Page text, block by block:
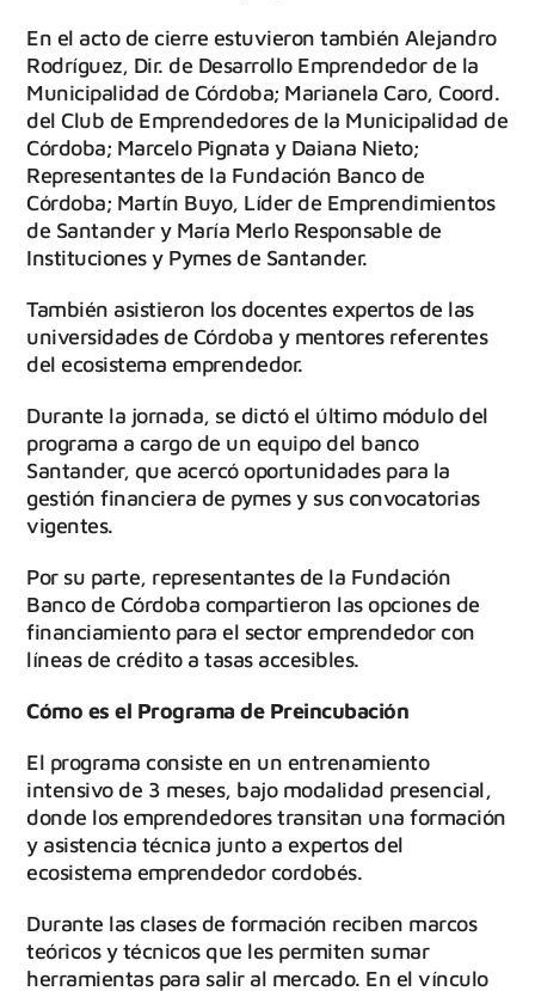
En el acto de cierre estuvieron también Alejandro
Rodríguez, Dir. de Desarrollo Emprendedor de la
Municipalidad de Córdoba; Marianela Caro, Coord.
del Club de Emprendedores de la Municipalidad de
Córdoba; Marcelo Pignata y Daiana Nieto;
Representantes de la Fundación Banco de
Córdoba; Martín Buyo, Líder de Emprendimientos
de Santander y María Merlo Responsable de
Instituciones y Pymes de Santander.
También asistieron los docentes expertos de las
universidades de Córdoba y mentores referentes
del ecosistema emprendedor.
Durante la jornada, se dictó el último módulo del
programa a cargo de un equipo del banco
Santander, que acercó oportunidades para la
gestión financiera de pymes y sus convocatorias
vigentes.
Por su parte, representantes de la Fundación
Banco de Córdoba compartieron las opciones de
financiamiento para el sector emprendedor con
líneas de crédito a tasas accesibles.
Cómo es el Programa de Preincubación
El programa consiste en un entrenamiento
intensivo de 3 meses, bajo modalidad presencial,
donde los emprendedores transitan una formación
y asistencia técnica junto a expertos del
ecosistema emprendedor cordobés.
Durante las clases de formación reciben marcos
teóricos y técnicos que les permiten sumar
herramientas para salir al mercado. En el vínculo